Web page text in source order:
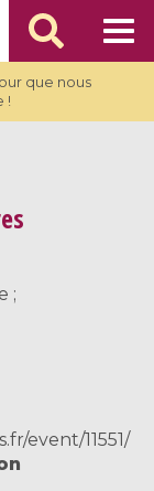
que nous
!
;
event/11551/